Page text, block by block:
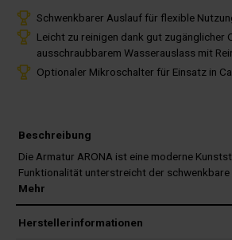
Schwenkbarer Auslauf für flexible
Leicht zu reinigen dank gut zugänglicher
ausschraubbarem Wasserauslass mit
Optionaler Mikroschalter für Einsatz in
Beschreibung
Die Armatur ARONA ist eine moderne
Funktionalität unterstreicht der schwenkbare
Mehr
Herstellerinformationen